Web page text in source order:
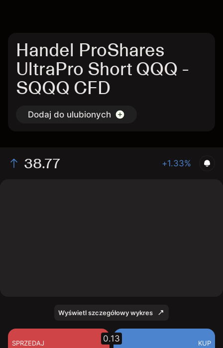
Handel ProShares
UltraPro Short QQQ -
SQQQ CFD
Dodaj do ulubionych
38.77 +1.33%
Wyświetl szczegółowy wykres
SPRZEDAJ KUP
0.13